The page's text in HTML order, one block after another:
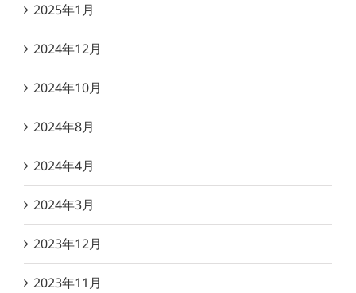
2025年1月
2024年12月
2024年10月
2024年8月
2024年4月
2024年3月
2023年12月
2023年11月